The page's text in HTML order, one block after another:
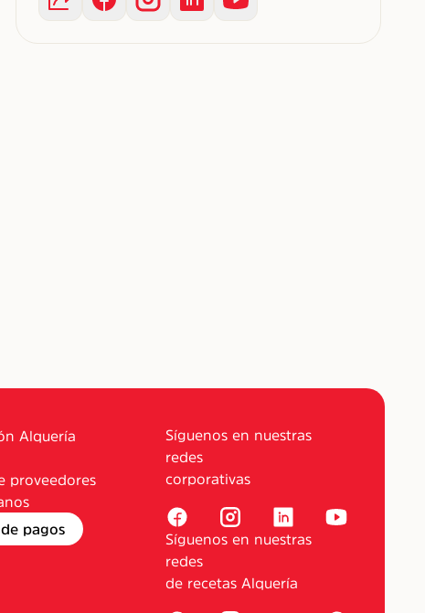
Alquería
proveedores
pagos
Síguenos en nuestras
redes
corporativas
Síguenos en nuestras
redes
de recetas Alquería